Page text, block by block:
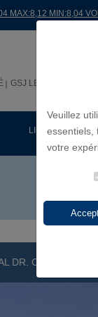
Veuillez
essentiels,
votre
MAX:8,12 MIN:8,04
GSJ LE MONDE
LIGNES
DR. CARLOS